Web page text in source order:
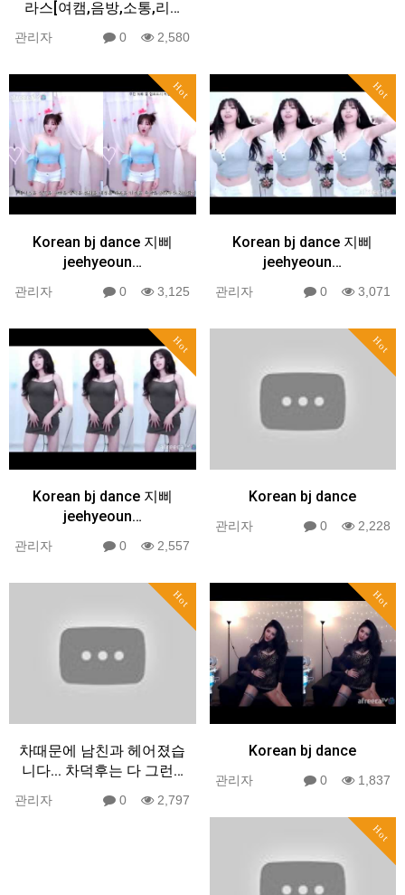
라스[여캠,음방,소통,리…
관리자 0 2,580
Hot
Korean bj dance 지삐
jeehyeoun…
관리자 0 3,125
Hot
Korean bj dance 지삐
jeehyeoun…
관리자 0 3,071
Hot
Korean bj dance 지삐
jeehyeoun…
관리자 0 2,557
Hot
Korean bj dance
관리자 0 2,228
Hot
차때문에 남친과 헤어졌습
니다... 차덕후는 다 그런…
관리자 0 2,797
Hot
Korean bj dance
관리자 0 1,837
Hot